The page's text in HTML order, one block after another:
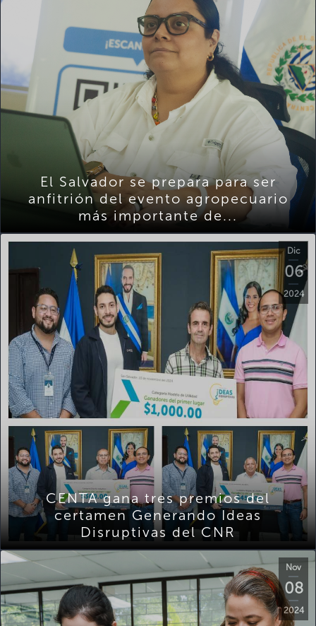
El Salvador se prepara para ser
anfitrión del evento agropecuario
más importante de...
Dic
06
2024
CENTA gana tres premios del
certamen Generando Ideas
Disruptivas del CNR
Nov
08
2024